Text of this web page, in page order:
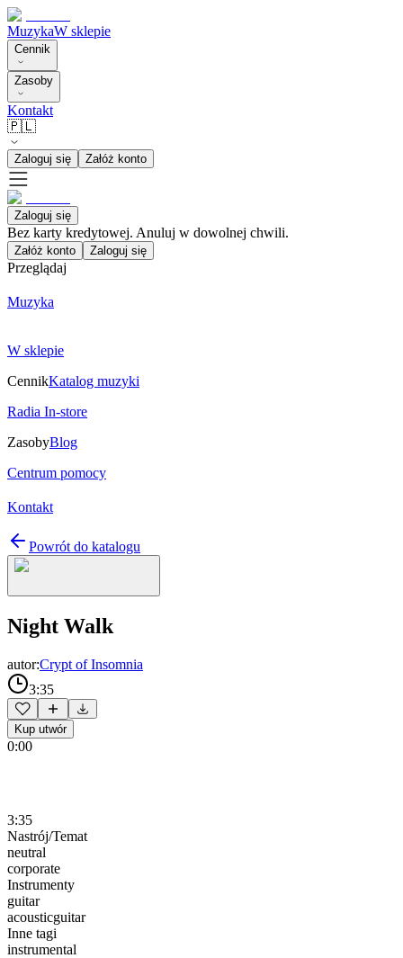
MuzykaW sklepie
Cennik
Zasoby
Kontakt
🇵🇱
Zaloguj się Załóż konto
Zaloguj się
Bez karty kredytowej. Anuluj w dowolnej chwili.
Załóż konto Zaloguj się
Przeglądaj
Muzyka
W sklepie
CennikKatalog muzyki
Radia In-store
ZasobyBlog
Centrum pomocy
Kontakt
Powrót do katalogu
Night Walk
autor:Crypt of Insomnia
3:35
Kup utwór
0:00
3:35
Nastrój/Temat
neutral
corporate
Instrumenty
guitar
acousticguitar
Inne tagi
instrumental